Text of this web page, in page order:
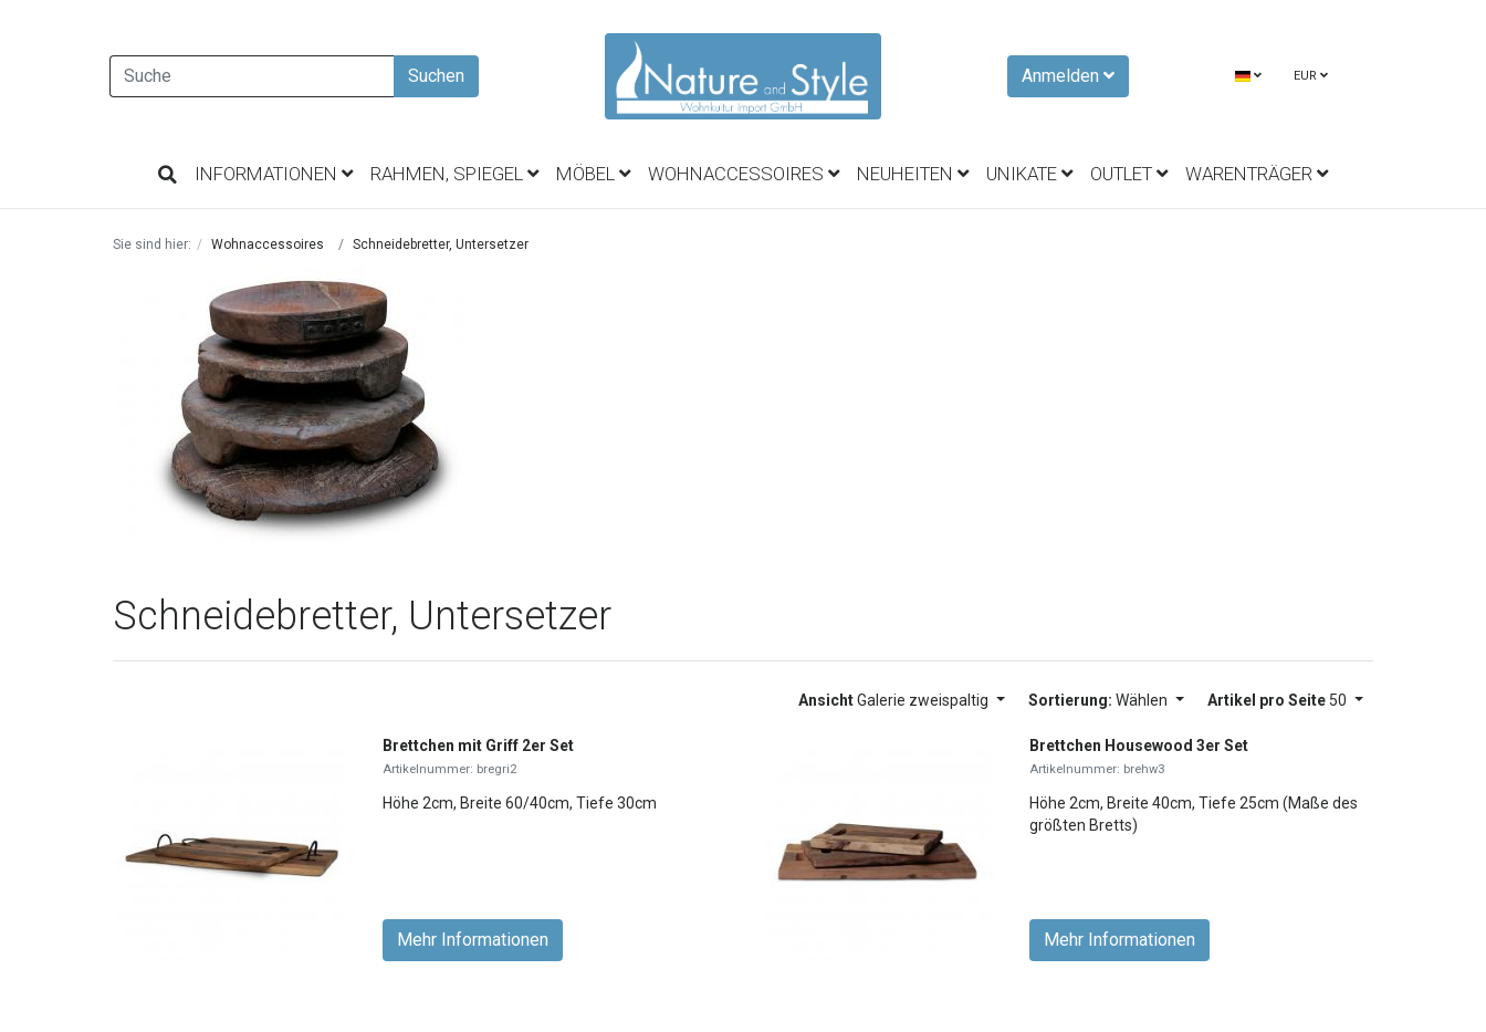
Anmelden EUR
Suchen
INFORMATIONEN RAHMEN, SPIEGEL MÖBEL WOHNACCESSOIRES NEUHEITEN UNIKATE OUTLET WARENTRÄGER
Sie sind hier: Wohnaccessoires Schneidebretter, Untersetzer
Schneidebretter, Untersetzer
AnsichtGalerie zweispaltig Sortierung: Wählen Artikel pro Seite 50
Brettchen mit Griff 2er Set
Artikelnummer: bregri2
Höhe 2cm, Breite 60/40cm, Tiefe 30cm
Mehr Informationen
Brettchen Housewood 3er Set
Artikelnummer: brehw3
Höhe 2cm, Breite 40cm, Tiefe 25cm (Maße des
größten Bretts)
Mehr Informationen